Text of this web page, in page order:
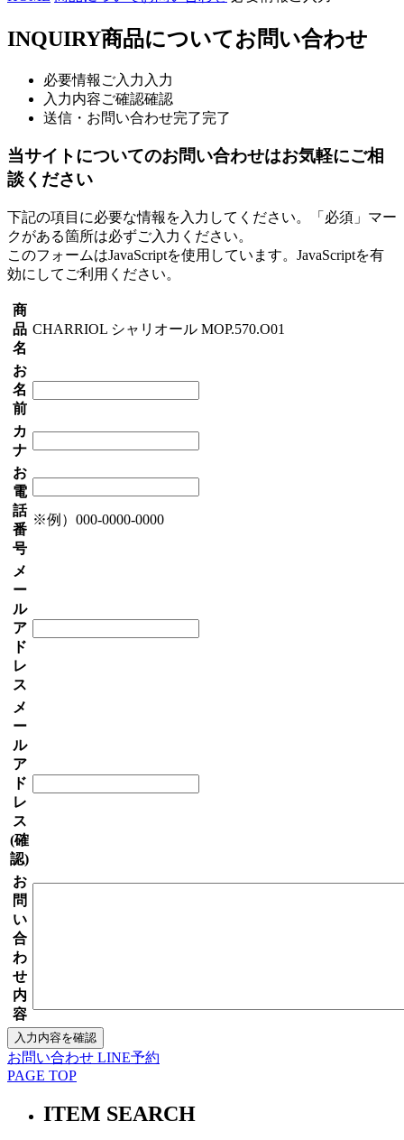
INQUIRY商品についてお問い合わせ
必要情報ご入力 入力
入力内容ご確認確認
送信・お問い合わせ完了完了
当サイトについてのお問い合わせはお気軽にご相
談ください
下記の項目に必要な情報を入力してください。「必須」マー
クがある箇所は必ずご入力ください。
このフォームはJavaScriptを使用しています。JavaScriptを有
効にしてご利用ください。
商
品
名
CHARRIOL シャリオール MOP.570.O01
お
名
前
カ
ナ
お
電
話
番
号
※例）000-0000-0000
メ
ー
ル
ア
ド
レ
ス
メ
ー
ル
ア
ド
レ
ス
(確
認)
お
問
い
合
わ
せ
内
容
お問い合わせ LINE予約
PAGE TOP
ITEM SEARCH